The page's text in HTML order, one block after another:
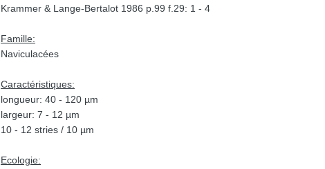
Krammer & Lange-Bertalot 1986 p.99 f.29: 1 - 4
Famille:
Naviculacées
Caractéristiques:
longueur: 40 - 120 µm
largeur: 7 - 12 µm
10 - 12 stries / 10 µm
Ecologie: